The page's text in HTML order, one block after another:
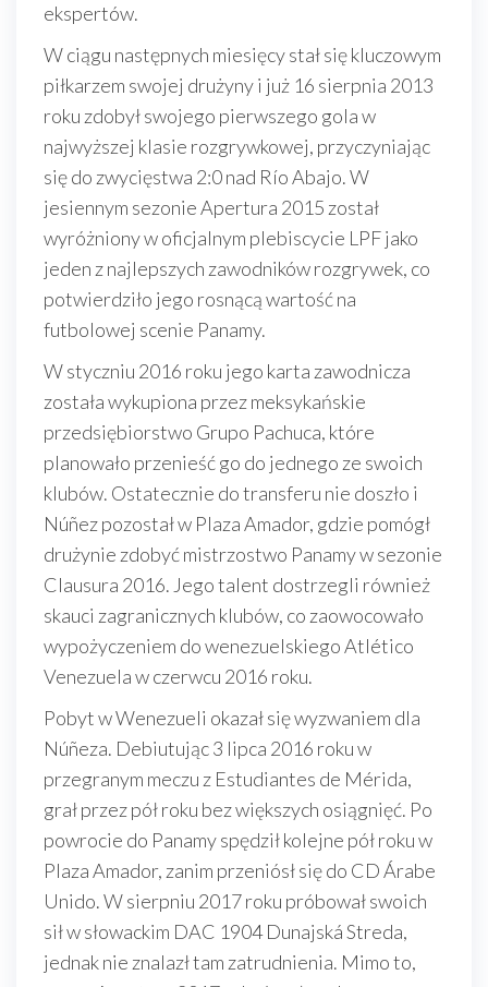
ekspertów.
W ciągu następnych miesięcy stał się kluczowym
piłkarzem swojej drużyny i już 16 sierpnia 2013
roku zdobył swojego pierwszego gola w
najwyższej klasie rozgrywkowej, przyczyniając
się do zwycięstwa 2:0 nad Río Abajo. W
jesiennym sezonie Apertura 2015 został
wyróżniony w oficjalnym plebiscycie LPF jako
jeden z najlepszych zawodników rozgrywek, co
potwierdziło jego rosnącą wartość na
futbolowej scenie Panamy.
W styczniu 2016 roku jego karta zawodnicza
została wykupiona przez meksykańskie
przedsiębiorstwo Grupo Pachuca, które
planowało przenieść go do jednego ze swoich
klubów. Ostatecznie do transferu nie doszło i
Núñez pozostał w Plaza Amador, gdzie pomógł
drużynie zdobyć mistrzostwo Panamy w sezonie
Clausura 2016. Jego talent dostrzegli również
skauci zagranicznych klubów, co zaowocowało
wypożyczeniem do wenezuelskiego Atlético
Venezuela w czerwcu 2016 roku.
Pobyt w Wenezueli okazał się wyzwaniem dla
Núñeza. Debiutując 3 lipca 2016 roku w
przegranym meczu z Estudiantes de Mérida,
grał przez pół roku bez większych osiągnięć. Po
powrocie do Panamy spędził kolejne pół roku w
Plaza Amador, zanim przeniósł się do CD Árabe
Unido. W sierpniu 2017 roku próbował swoich
sił w słowackim DAC 1904 Dunajská Streda,
jednak nie znalazł tam zatrudnienia. Mimo to,